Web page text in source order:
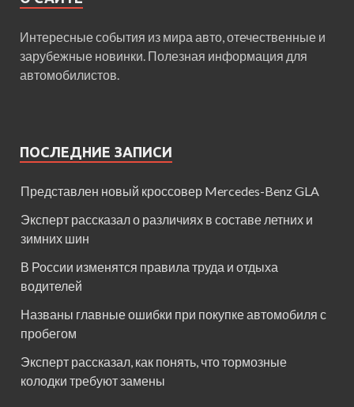
Интересные события из мира авто, отечественные и
зарубежные новинки. Полезная информация для
автомобилистов.
ПОСЛЕДНИЕ ЗАПИСИ
Представлен новый кроссовер Mercedes-Benz GLA
Эксперт рассказал о различиях в составе летних и
зимних шин
В России изменятся правила труда и отдыха
водителей
Названы главные ошибки при покупке автомобиля с
пробегом
Эксперт рассказал, как понять, что тормозные
колодки требуют замены